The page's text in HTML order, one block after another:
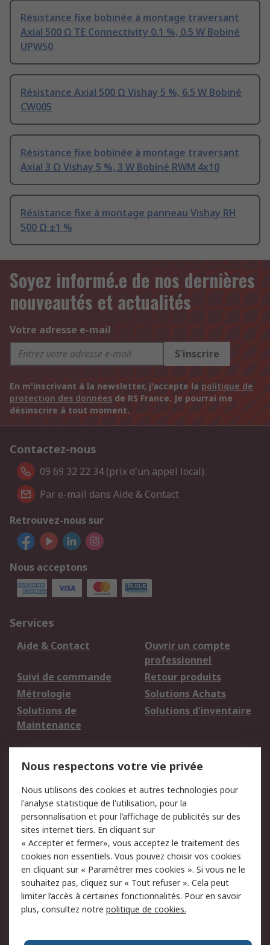
Résistance fixe bobinée à montage traversant
Axial 500 Ω TE Connectivity 0.1 %, 0.5 W Bobiné
UPW50
Résistance Axial 500 Ω Vishay 5 %, 6.5 W Bobiné
CW005
Résistance fixe bobinée à montage traversant
Axial 3 Ω Vishay 5 %, 3 W Bobiné RWM 4x10
Résistance fixe à montage panneau Vishay RH
500 Ω ±1 %
Soyez informé.e de nos dernières
nouveautés et actualités
Votre adresse e-mail
S'inscrire
En m'inscrivant à la newsletter, j'accepte la politique de
protection des données de RS France. Je pourrai me
désinscrire à tout moment.
Contactez-nous
09 69 32 22 34 (prix d'un appel local).
Par e-mail dans Aide & Contact
Retrouvez-nous sur
Nous acceptons
Services
Aide & Contact
Ouvrir un compte
professionnel
Suivi de commande
Retour produits
Métrologie
Solutions Achats
Solutions de
Maintenance
Solutions d'inventaire
du site
Politique de protection
des données - Mise à
jour
Sécurité des E-mails
Conditions générales
de vente
Politique anti-
corruption
Campagnes marketing
A propos de RS
A propos de RS France Evénements
Nous respectons votre vie privée
Nous utilisons des cookies et autres technologies pour
l'analyse statistique de l'utilisation, pour la
personnalisation et pour l’affichage de publicités sur des
sites internet tiers. En cliquant sur
« Accepter et fermer», vous acceptez le traitement des
cookies non essentiels. Vous pouvez choisir vos cookies
en cliquant sur « Paramétrer mes cookies ». Si vous ne le
souhaitez pas, cliquez sur « Tout refuser ». Cela peut
limiter l’accès à certaines fonctionnalités. Pour en savoir
plus, consultez notre politique de cookies.